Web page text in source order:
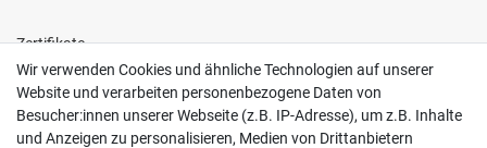
Zertifikate
Wir verwenden Cookies und ähnliche Technologien auf unserer
Website und verarbeiten personenbezogene Daten von
Besucher:innen unserer Webseite (z.B. IP-Adresse), um z.B. Inhalte
und Anzeigen zu personalisieren, Medien von Drittanbietern